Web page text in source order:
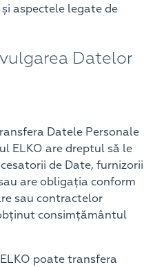
aspectele legate de
Datelor
Datele Personale
ELKO are dreptul să le
de Date, furnizorii
are obligația conform
sau contractelor
consimțământul
poate transfera